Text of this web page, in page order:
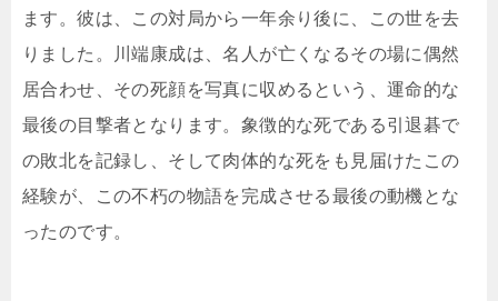
ます。彼は、この対局から一年余り後に、この世を去
りました。川端康成は、名人が亡くなるその場に偶然
居合わせ、その死顔を写真に収めるという、運命的な
最後の目撃者となります。象徴的な死である引退碁で
の敗北を記録し、そして肉体的な死をも見届けたこの
経験が、この不朽の物語を完成させる最後の動機とな
ったのです。